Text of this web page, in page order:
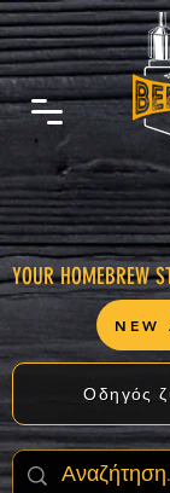
YOUR HOMEBREW
Οδηγός
NEW